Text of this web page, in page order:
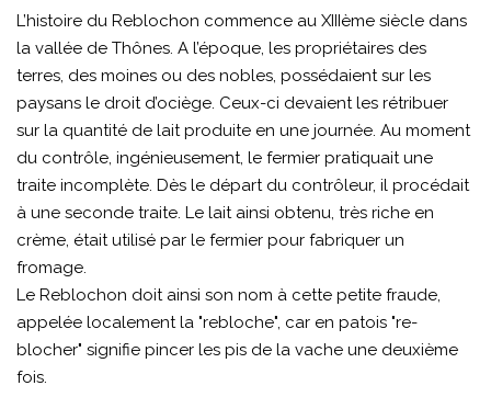
L’histoire du Reblochon commence au XIIIème siècle dans
la vallée de Thônes. A l’époque, les propriétaires des
terres, des moines ou des nobles, possédaient sur les
paysans le droit d’ociège. Ceux-ci devaient les rétribuer
sur la quantité de lait produite en une journée. Au moment
du contrôle, ingénieusement, le fermier pratiquait une
traite incomplète. Dès le départ du contrôleur, il procédait
à une seconde traite. Le lait ainsi obtenu, très riche en
crème, était utilisé par le fermier pour fabriquer un
fromage.
Le Reblochon doit ainsi son nom à cette petite fraude,
appelée localement la "rebloche", car en patois "re-
blocher" signifie pincer les pis de la vache une deuxième
fois.